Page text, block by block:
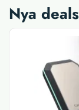
Nya deals